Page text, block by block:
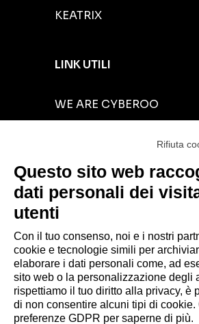
KEATRIX
LINK UTILI
WE ARE CYBEROO
BLOG
NEWS
© 2026 CYBEROO.
Sede Legale: via Brigata Reggio,
Rifiuta
Questo sito web
dati personali dei
utenti
Con il tuo consenso, noi e i nostri
cookie e tecnologie simili per
elaborare i dati personali come, ad
sito web o la personalizzazione degli
rispettiamo il tuo diritto alla privacy, è
di non consentire alcuni tipi di cookie.
preferenze GDPR per saperne di più.